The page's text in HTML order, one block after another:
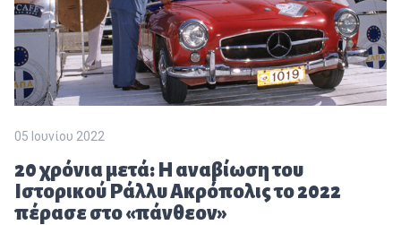
05 Ιουνίου 2022
20 χρόνια μετά: Η αναβίωση του
Ιστορικού Ράλλυ Ακρόπολις το 2022
πέρασε στο «πάνθεον»